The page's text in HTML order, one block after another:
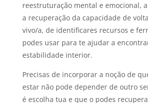
reestruturação mental e emocional,
a recuperação da capacidade de
vivo/a, de identificares recursos e
podes usar para te ajudar a
estabilidade interior.
Precisas de incorporar a noção de
estar não pode depender de outro
é escolha tua e que o podes